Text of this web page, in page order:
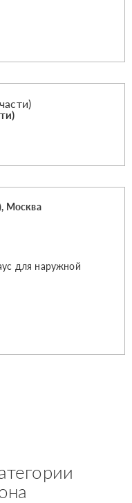
Москва
для наружной